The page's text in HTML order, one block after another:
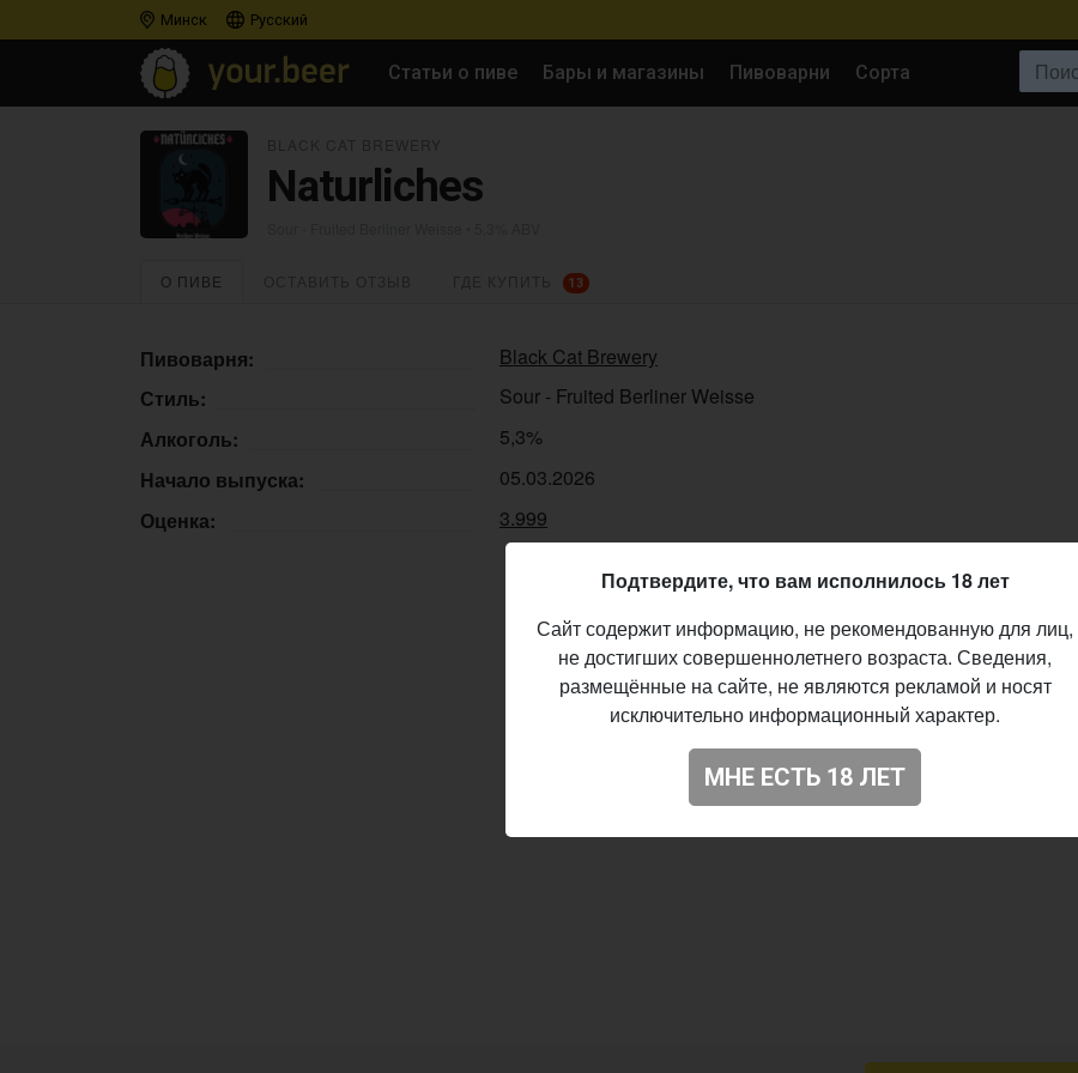
Минск Русский
Статьи о пиве Бары и магазины Пивоварни Сорта
Naturliches
О ПИВЕ 13
Пивоварня:
Black Cat Brewery
Стиль:
Sour - Fruited Berliner Weisse
Алкоголь:
5,3%
Начало выпуска:
05.03.2026
Оценка:
3.999
Подтвердите, что вам исполнилось 18 лет
Сайт содержит информацию, не рекомендованную для лиц,
не достигших совершеннолетнего возраста. Сведения,
размещённые на сайте, не являются рекламой и носят
исключительно информационный характер.
МНЕ ЕСТЬ 18 ЛЕТ